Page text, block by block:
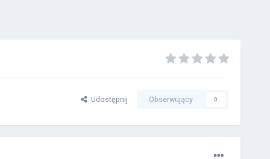
Udostępnij Obserwujący 0